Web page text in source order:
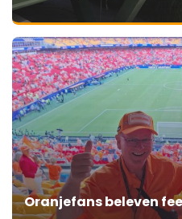
Oranjefans beleven